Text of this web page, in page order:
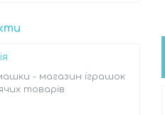
- магазин іграшок
товарів